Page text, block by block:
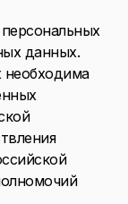
персональных
данных.
необходима